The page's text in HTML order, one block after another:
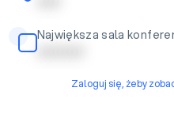
Największa sala
| | | | | | | | | |
Zaloguj się, żeby